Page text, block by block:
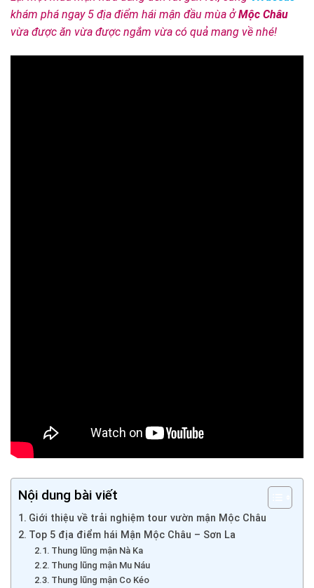
khám phá ngay 5 địa điểm hái mận đầu mùa ởMộc Châu
vừa được ăn vừa được ngắm vừa có quả mang về nhé!
Nội dung bài viết
Giới thiệu về trải nghiệm tour vườn mận Mộc Châu
Top 5 địa điểm hái Mận Mộc Châu – Sơn La
Thung lũng mận Nà Ka
Thung lũng mận Mu Náu
Thung lũng mận Co Kéo